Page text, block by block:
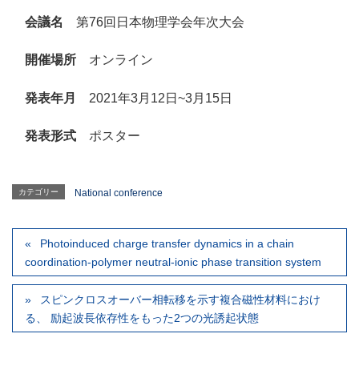
会議名 第76回日本物理学会年次大会
開催場所 オンライン
発表年月 2021年3月12日~3月15日
発表形式 ポスター
カテゴリー National conference
Photoinduced charge transfer dynamics in a chain
coordination-polymer neutral-ionic phase transition system
スピンクロスオーバー相転移を示す複合磁性材料におけ
る、 励起波長依存性をもった2つの光誘起状態